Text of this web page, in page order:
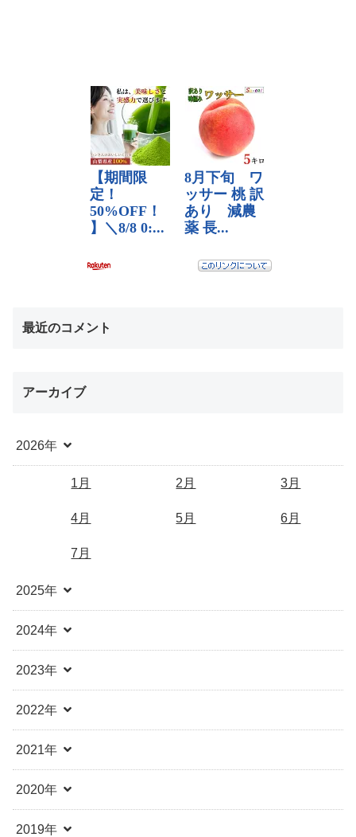
最近のコメント
アーカイブ
2026年
1月 2月 3月
4月 5月 6月
7月
2025年
2024年
2023年
2022年
2021年
2020年
2019年